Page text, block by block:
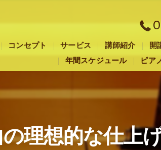
コンセプト
札幌市のピアノ教室･音楽工房G.M.P the 大楽
札幌市のピアノ教室･音楽工房G.M.P the 大楽
札幌市のピアノ教室･音楽工房G.M.P the 大楽
サービス 講師紹介 開
年間スケジュール
ピア
理想的な仕上